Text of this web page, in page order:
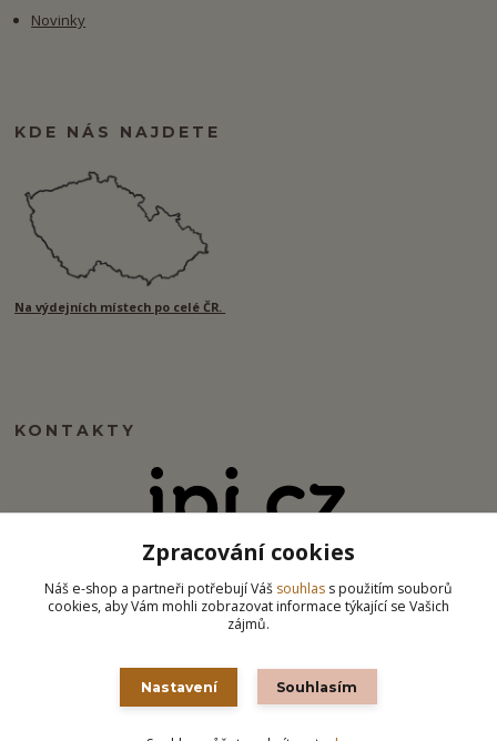
Novinky
KDE NÁS NAJDETE
Na výdejních místech po celé ČR.
KONTAKTY
info@ipj.cz
Zpracování cookies
Náš e-shop a partneři potřebují Váš souhlas s použitím souborů
cookies, aby Vám mohli zobrazovat informace týkající se Vašich
zájmů.
Nastavení Souhlasím